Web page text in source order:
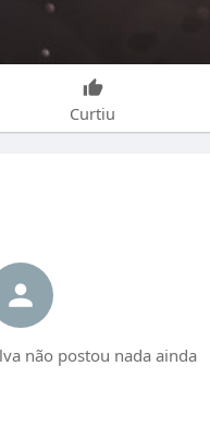
Curtiu
não postou nada ainda